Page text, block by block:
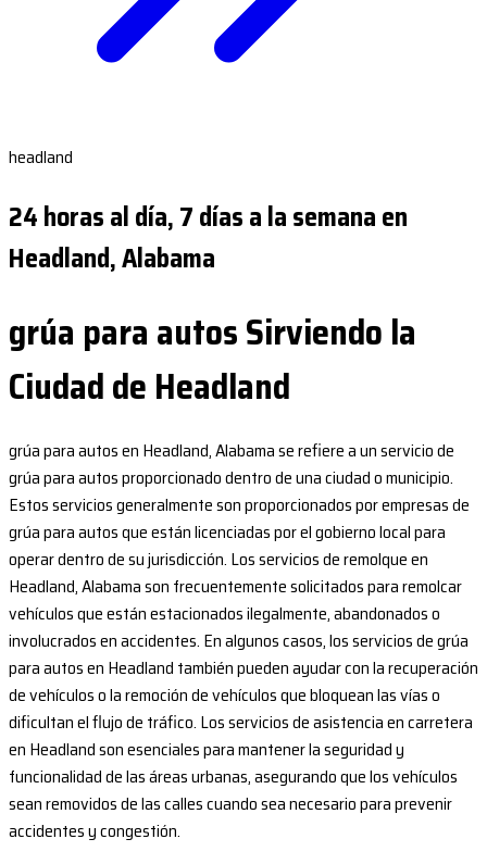
headland
24 horas al día, 7 días a la semana en
Headland, Alabama
grúa para autos Sirviendo la
Ciudad de Headland
grúa para autos en Headland, Alabama se refiere a un servicio de
grúa para autos proporcionado dentro de una ciudad o municipio.
Estos servicios generalmente son proporcionados por empresas de
grúa para autos que están licenciadas por el gobierno local para
operar dentro de su jurisdicción. Los servicios de remolque en
Headland, Alabama son frecuentemente solicitados para remolcar
vehículos que están estacionados ilegalmente, abandonados o
involucrados en accidentes. En algunos casos, los servicios de grúa
para autos en Headland también pueden ayudar con la recuperación
de vehículos o la remoción de vehículos que bloquean las vías o
dificultan el flujo de tráfico. Los servicios de asistencia en carretera
en Headland son esenciales para mantener la seguridad y
funcionalidad de las áreas urbanas, asegurando que los vehículos
sean removidos de las calles cuando sea necesario para prevenir
accidentes y congestión.